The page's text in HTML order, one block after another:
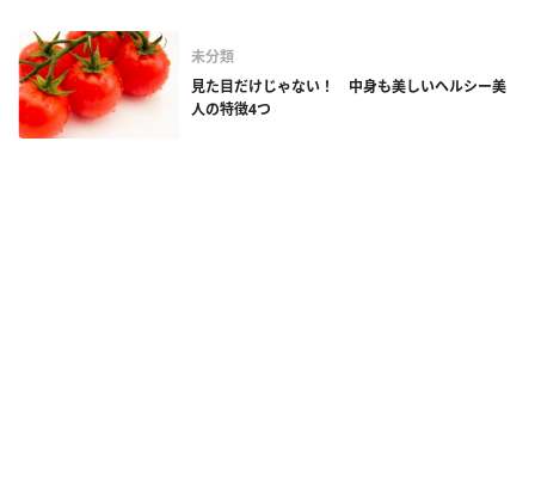
未分類
見た目だけじゃない！ 中身も美しいヘルシー美
人の特徴4つ